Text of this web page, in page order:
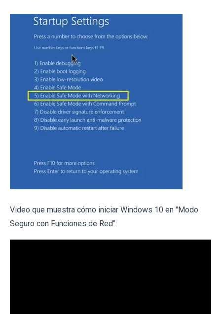
Video que muestra cómo iniciar Windows 10 en "Modo
Seguro con Funciones de Red":